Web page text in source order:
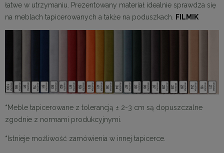
łatwe w utrzymaniu. Prezentowany materiał idealnie sprawdza się
na meblach tapicerowanych a także na poduszkach.
FILMIK
*Meble tapicerowane z tolerancją ± 2-3 cm są dopuszczalne
zgodnie z normami produkcyjnymi.
* Istnieje możliwość zamówienia w innej tapicerce.